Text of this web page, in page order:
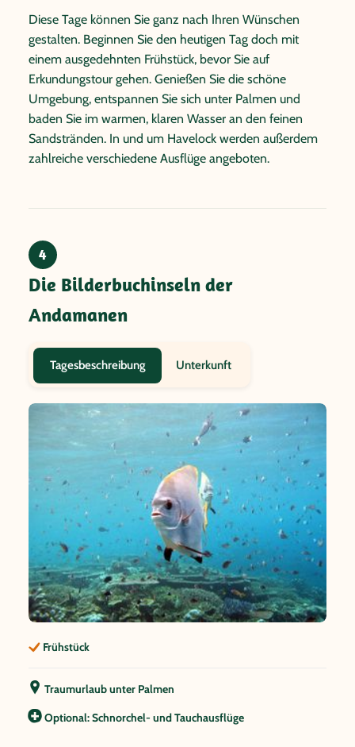
Diese Tage können Sie ganz nach Ihren Wünschen
gestalten. Beginnen Sie den heutigen Tag doch mit
einem ausgedehnten Frühstück, bevor Sie auf
Erkundungstour gehen. Genießen Sie die schöne
Umgebung, entspannen Sie sich unter Palmen und
baden Sie im warmen, klaren Wasser an den feinen
Sandstränden. In und um Havelock werden außerdem
zahlreiche verschiedene Ausflüge angeboten.
4
Die Bilderbuchinseln der
Andamanen
Tagesbeschreibung Unterkunft
Frühstück
Traumurlaub unter Palmen
Optional: Schnorchel- und Tauchausflüge